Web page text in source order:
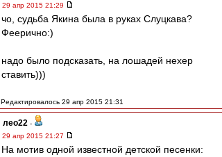
29 апр 2015 21:29
чо, судьба Якина была в руках Слуцкава?
Феерично:)
надо было подсказать, на лошадей нехер
ставить)))
Редактировалось 29 апр 2015 21:31
лео22 -
29 апр 2015 21:27
На мотив одной известной детской песенки: